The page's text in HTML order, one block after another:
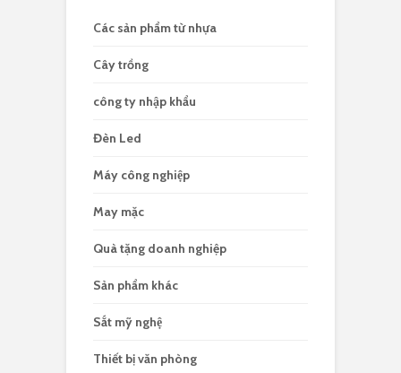
Các sản phẩm từ nhựa
Cây trồng
công ty nhập khẩu
Đèn Led
Máy công nghiệp
May mặc
Quà tặng doanh nghiệp
Sản phẩm khác
Sắt mỹ nghệ
Thiết bị văn phòng